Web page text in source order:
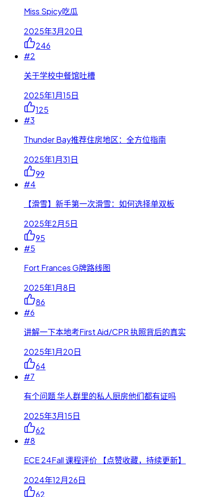
Miss Spicy吃瓜
2025年3月20日
246
#2
关于学校中餐馆吐槽
2025年1月15日
125
#3
Thunder Bay推荐住房地区：全方位指南
2025年1月31日
99
#4
【滑雪】新手第一次滑雪：如何选择单双板
2025年2月5日
95
#5
Fort Frances G牌路线图
2025年1月8日
86
#6
讲解一下本地考First Aid/CPR 执照背后的真实
2025年1月20日
64
#7
有个问题 华人群里的私人厨房他们都有证吗
2025年3月15日
62
#8
ECE 24Fall 课程评价 【点赞收藏，持续更新】
2024年12月26日
62